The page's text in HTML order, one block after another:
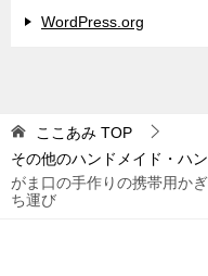
WordPress.org
ここあみ TOP
その他のハンドメイド・ハ
がま口の手作りの携帯用か
ち運び